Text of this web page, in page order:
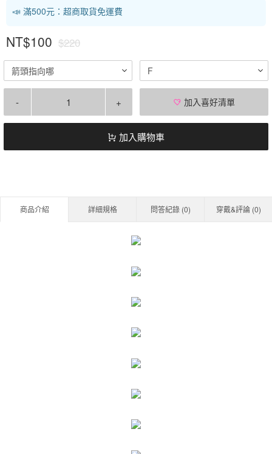
📣 滿500元：超商取貨免運費
NT$100 $220
箭頭指向哪 F
- + 加入喜好清單
加入購物車
商品介紹 詳細規格 問答紀錄 (0) 穿戴&評論 (0)